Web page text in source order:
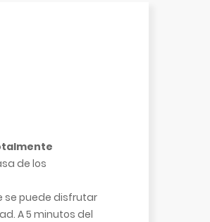
de los
se puede disfrutar
A 5 minutos del